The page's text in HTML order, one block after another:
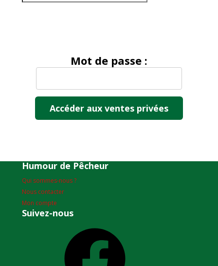
Mot de passe :
Humour de Pêcheur
Qui sommes-nous ?
Nous contacter
Mon compte
Suivez-nous